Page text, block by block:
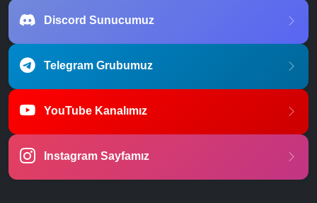
Discord Sunucumuz
Telegram Grubumuz
YouTube Kanalımız
Instagram Sayfamız